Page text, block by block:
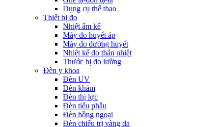
Dụng cụ thể thao
Thiết bị đo
Nhiệt ẩm kế
Máy đo huyết áp
Máy đo đường huyết
Nhiệt kế đo thân nhiệt
Thước bị đo lường
Đèn y khoa
Đèn UV
Đèn khám
Đèn thị lực
Đèn tiểu phẫu
Đèn hồng ngoại
Đèn chiếu trị vàng da